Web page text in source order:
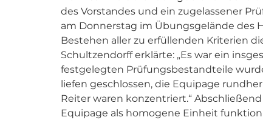
des Vorstandes und ein zugelassener
am Donnerstag im Übungsgelände des
Bestehen aller zu erfüllenden Kriterien
Schultzendorff erklärte: „Es war ein
festgelegten Prüfungsbestandteile
liefen geschlossen, die Equipage
Reiter waren konzentriert.“ Abschließend
Equipage als homogene Einheit